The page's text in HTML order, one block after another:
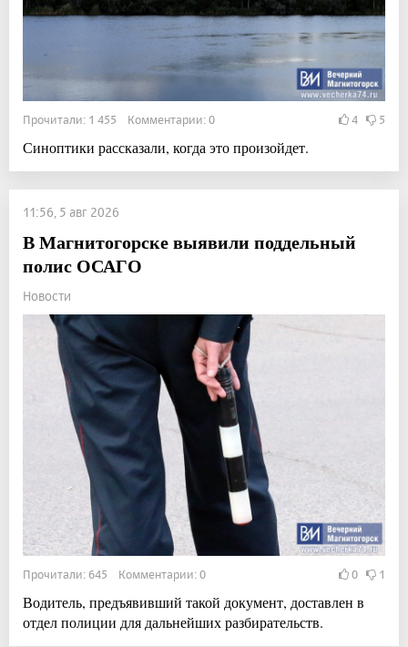
Прочитали: 1 455 Комментарии: 0 4 5
Синоптики рассказали, когда это произойдет.
11:56, 5 авг 2026
В Магнитогорске выявили поддельный
полис ОСАГО
Новости
Прочитали: 645 Комментарии: 0 0 1
Водитель, предъявивший такой документ, доставлен в
отдел полиции для дальнейших разбирательств.